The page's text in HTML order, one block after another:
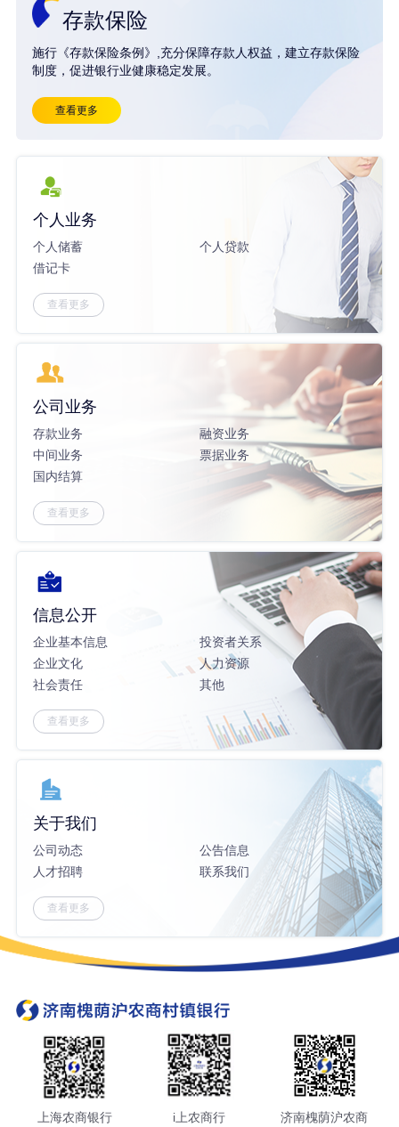
存款保险
施行《存款保险条例》,充分保障存款人权益，建立存款保险
制度，促进银行业健康稳定发展。
查看更多
个人业务
个人储蓄
个人贷款
借记卡
查看更多
公司业务
存款业务
融资业务
中间业务
票据业务
国内结算
查看更多
信息公开
企业基本信息
投资者关系
企业文化
人力资源
社会责任
其他
查看更多
关于我们
公司动态
公告信息
人才招聘
联系我们
查看更多
上海农商银行 i上农商行 济南槐荫沪农商